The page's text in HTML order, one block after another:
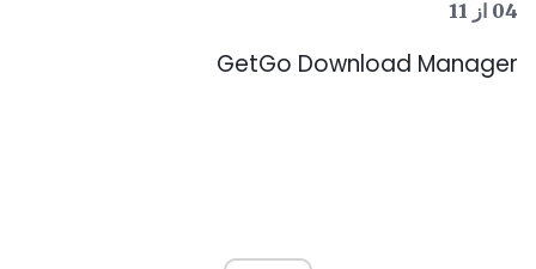
04 از 11
GetGo Download Manager